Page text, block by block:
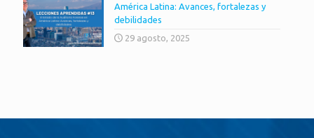
América Latina: Avances, fortalezas y
debilidades
29 agosto, 2025